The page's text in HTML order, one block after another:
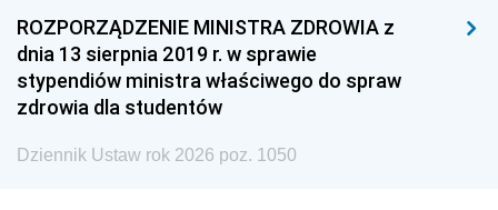
ROZPORZĄDZENIE MINISTRA ZDROWIA z
dnia 13 sierpnia 2019 r. w sprawie
stypendiów ministra właściwego do spraw
zdrowia dla studentów
Dziennik Ustaw rok 2026 poz. 1050